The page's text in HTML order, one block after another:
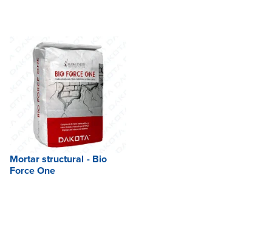
Mortar structural - Bio
Force One